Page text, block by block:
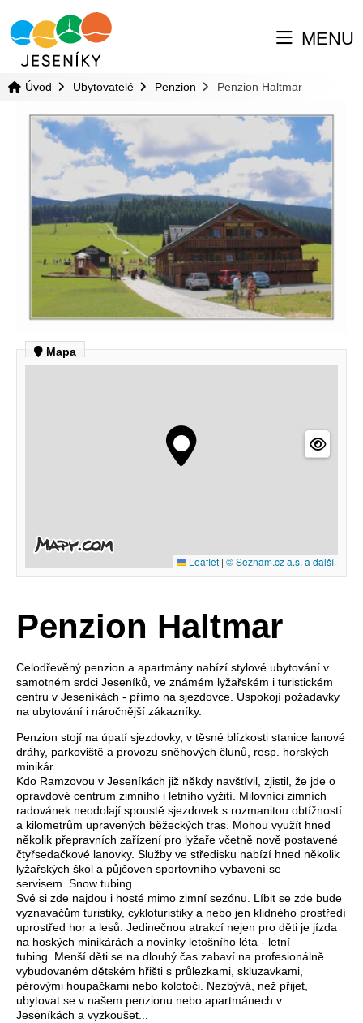
MENU
Úvod Ubytovatelé Penzion Penzion Haltmar
Mapa
Leaflet | © Seznam.cz a.s. a další
Penzion Haltmar
Celodřevěný penzion a apartmány nabízí stylové ubytování v
samotném srdci Jeseníků, ve známém lyžařském i turistickém
centru v Jeseníkách - přímo na sjezdovce. Uspokojí požadavky
na ubytování i náročnější zákazníky.
Penzion stojí na úpatí sjezdovky, v těsné blízkosti stanice lanové
dráhy, parkoviště a provozu sněhových člunů, resp. horských
minikár.
Kdo Ramzovou v Jeseníkách již někdy navštívil, zjistil, že jde o
opravdové centrum zimního i letního vyžití. Milovníci zimních
radovánek neodolají spoustě sjezdovek s rozmanitou obtížností
a kilometrům upravených běžeckých tras. Mohou využít hned
několik přepravních zařízení pro lyžaře včetně nově postavené
čtyřsedačkové lanovky. Služby ve středisku nabízí hned několik
lyžařských škol a půjčoven sportovního vybavení se
servisem. Snow tubing
Své si zde najdou i hosté mimo zimní sezónu. Líbit se zde bude
vyznavačům turistiky, cykloturistiky a nebo jen klidného prostředí
uprostřed hor a lesů. Jedinečnou atrakcí nejen pro děti je jízda
na hoských minikárách a novinky letošního léta - letní
tubing. Menší děti se na dlouhý čas zabaví na profesionálně
vybudovaném dětském hřišti s průlezkami, skluzavkami,
pérovými houpačkami nebo kolotoči. Nezbývá, než přijet,
ubytovat se v našem penzionu nebo apartmánech v
Jeseníkách a vyzkoušet...